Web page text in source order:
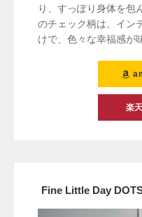
り、すっぽり身体を包
のチェック柄は、イン
けで、色々な幸福感が
楽
Fine Little Day